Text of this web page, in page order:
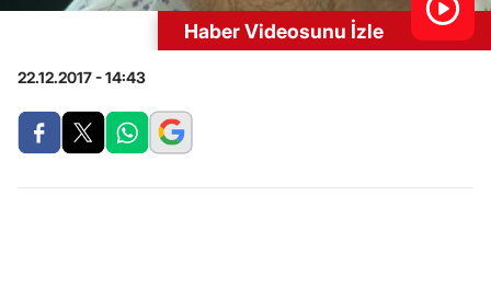
Haber Videosunu İzle
22.12.2017 - 14:43